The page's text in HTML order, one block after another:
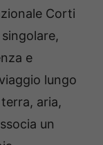
Corti
e
lungo
aria,
un